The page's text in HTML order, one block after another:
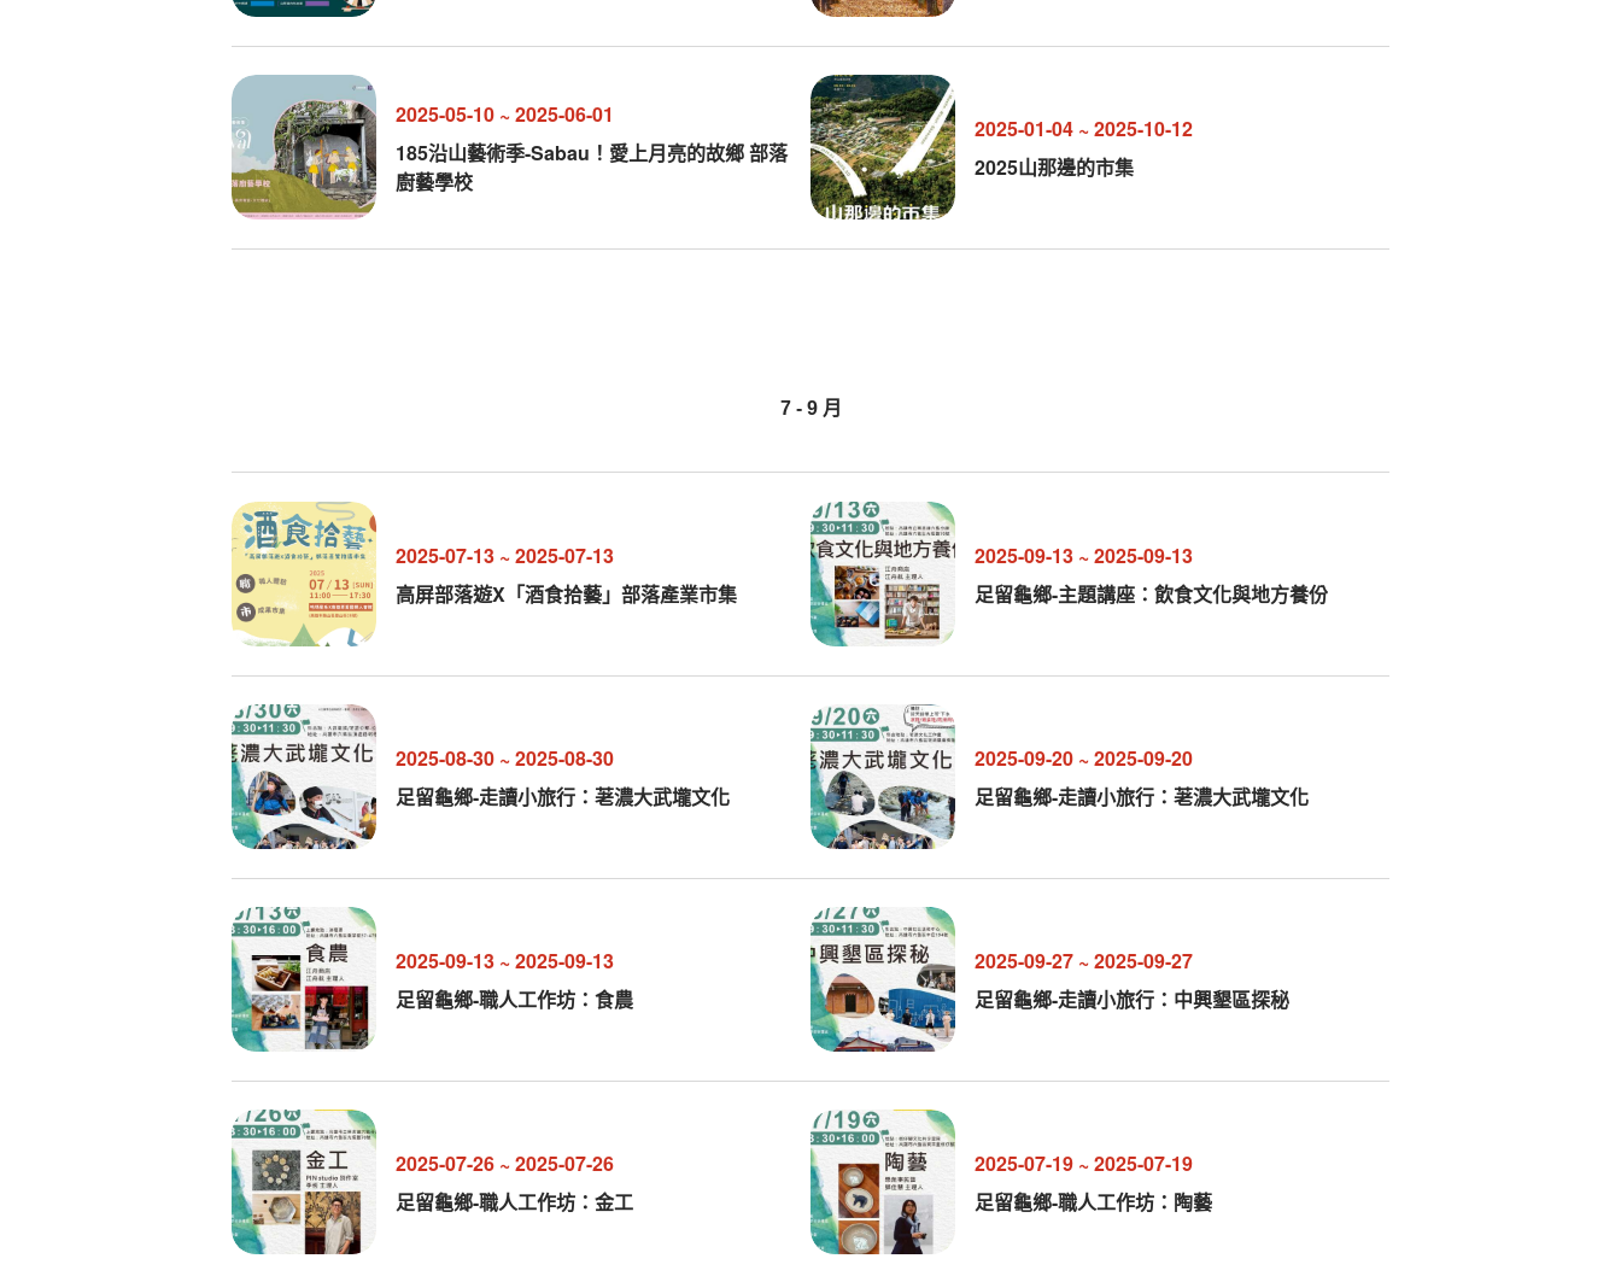
2025-05-10 ~2025-06-01
185沿山藝術季-Sabau！愛上月亮的故鄉 部落
廚藝學校
2025-01-04 ~2025-10-12
2025山那邊的市集
7 - 9月
2025-07-13 ~2025-07-13
高屏部落遊X「酒食拾藝」部落產業市集
2025-09-13 ~2025-09-13
足留龜鄉-主題講座：飲食文化與地方養份
2025-08-30 ~2025-08-30
足留龜鄉-走讀小旅行：荖濃大武壠文化
2025-09-20 ~2025-09-20
足留龜鄉-走讀小旅行：荖濃大武壠文化
2025-09-13 ~2025-09-13
足留龜鄉-職人工作坊：食農
2025-09-27 ~2025-09-27
足留龜鄉-走讀小旅行：中興墾區探秘
2025-07-26 ~2025-07-26
足留龜鄉-職人工作坊：金工
2025-07-19 ~2025-07-19
足留龜鄉-職人工作坊：陶藝